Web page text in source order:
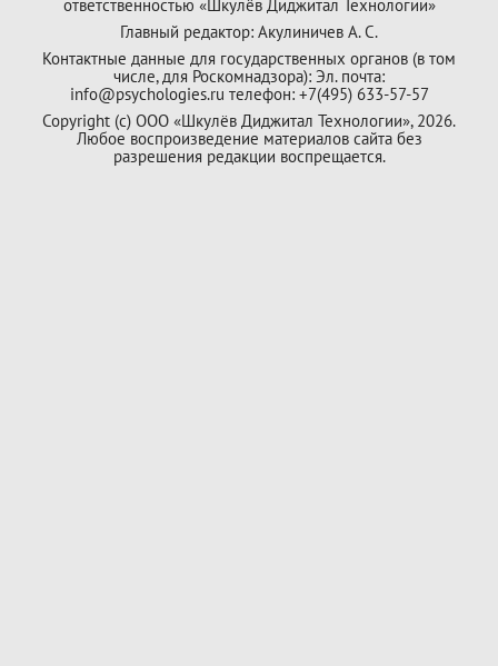
ответственностью «Шкулёв Диджитал Технологии»
Главный редактор: Акулиничев А. С.
Контактные данные для государственных органов (в том
числе, для Роскомнадзора): Эл. почта:
info@psychologies.ru телефон: +7(495) 633-57-57
Copyright (с) ООО «Шкулёв Диджитал Технологии», 2026.
Любое воспроизведение материалов сайта без
разрешения редакции воспрещается.